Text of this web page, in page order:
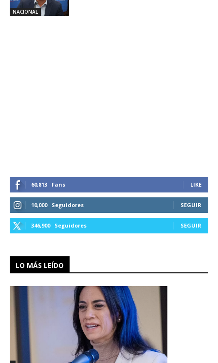
NACIONAL
60,813 Fans LIKE
10,000 Seguidores SEGUIR
346,900 Seguidores SEGUIR
LO MÁS LEÍDO